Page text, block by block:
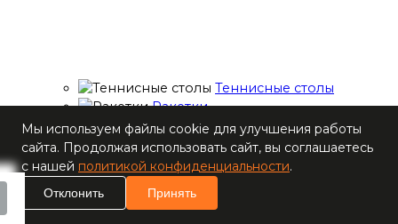
Теннисные столы
Ракетки
Накладки для
ракеток
Основания для
ракеток
Мячи
Мы используем файлы cookie для улучшения работы
сайта. Продолжая использовать сайт, вы соглашаетесь
с нашей политикой конфиденциальности.
Отклонить Принять